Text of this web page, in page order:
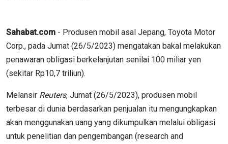
Sahabat.com - Produsen mobil asal Jepang, Toyota Motor
Corp., pada Jumat (26/5/2023) mengatakan bakal melakukan
penawaran obligasi berkelanjutan senilai 100 miliar yen
(sekitar Rp10,7 triliun).
Melansir Reuters, Jumat (26/5/2023), produsen mobil
terbesar di dunia berdasarkan penjualan itu mengungkapkan
akan menggunakan uang yang dikumpulkan melalui obligasi
untuk penelitian dan pengembangan (research and